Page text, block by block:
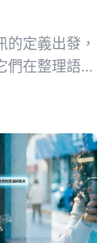
定義出發，
們在整理語音